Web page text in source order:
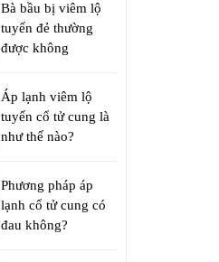
Bà bầu bị viêm lộ
tuyến đẻ thường
được không
Áp lạnh viêm lộ
tuyến cổ tử cung là
như thế nào?
Phương pháp áp
lạnh cổ tử cung có
đau không?